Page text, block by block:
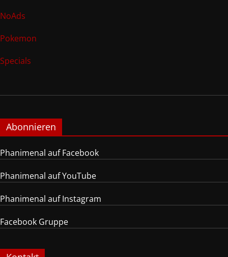
NoAds
Pokemon
Specials
Abonnieren
Phanimenal auf Facebook
Phanimenal auf YouTube
Phanimenal auf Instagram
Facebook Gruppe